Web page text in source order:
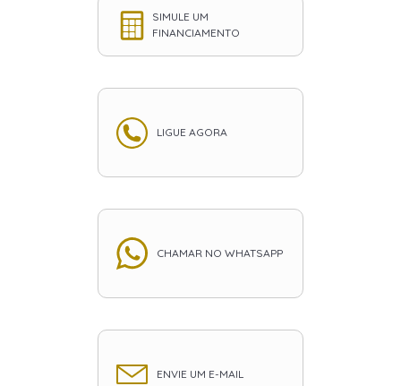
SIMULE UM
FINANCIAMENTO
LIGUE AGORA
CHAMAR NO WHATSAPP
ENVIE UM E-MAIL